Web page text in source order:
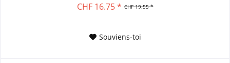
CHF 19.55 *
CHF 16.75 *
Souviens-toi